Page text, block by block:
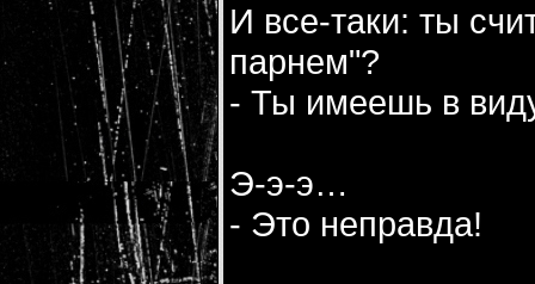
И все-таки: ты
парнем"?
- Ты имеешь в
Э-э-э…
- Это неправда!